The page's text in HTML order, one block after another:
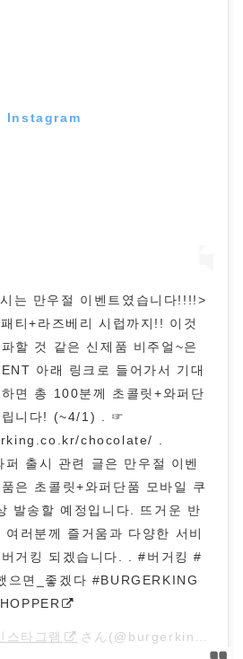
Instagram
는 만우절 이벤트였습니다!!!!>
티+라즈베리 시럽까지!! 이것
할 것 같은 신제품 비주얼~은
아래 링크로 들어가서 기대
면 총 100분께 초콜릿+와퍼단
립니다! (~4/1) . ☞
chocolate/ .
출시 관련 글은 만우절 이벤
은 초콜릿+와퍼단품 모바일 쿠
발송할 예정입니다. 뜨거운 반
러분께 즐거움과 다양한 서비
거킹 되겠습니다. . #버거킹 #
으면_좋겠다 #BURGERKING
스타그램 さん(@burgerkingkorea)がシェアした投稿 –